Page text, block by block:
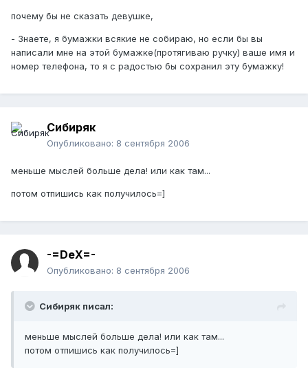
почему бы не сказать девушке,
- Знаете, я бумажки всякие не собираю, но если бы вы
написали мне на этой бумажке(протягиваю ручку) ваше имя и
номер телефона, то я с радостью бы сохранил эту бумажку!
Сибиряк
Опубликовано: 8 сентября 2006
меньше мыслей больше дела! или как там...
потом отпишись как получилось=]
-=DeX=-
Опубликовано: 8 сентября 2006
Сибиряк писал:
меньше мыслей больше дела! или как там...
потом отпишись как получилось=]